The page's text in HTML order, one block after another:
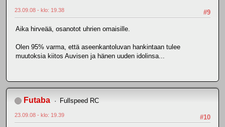
#9
23.09.08 - klo: 19.38
Aika hirveää, osanotot uhrien omaisille.
Olen 95% varma, että aseenkantoluvan hankintaan tulee
muutoksia kiitos Auvisen ja hänen uuden idolinsa...
Futaba Fullspeed RC
#10
23.09.08 - klo: 19.39